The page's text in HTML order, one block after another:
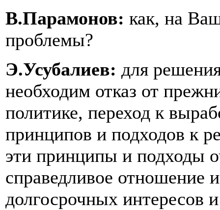
В.Парамонов: как, на
проблемы?
Э.Усубалиев: для
необходим отказ от
политике, переход к
принципов и подходов к
эти принципы и подходы
справедливое отношение
долгосрочных интересов